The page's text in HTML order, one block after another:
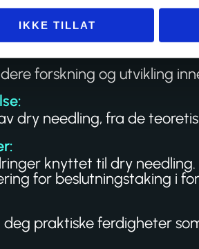
IKKE TILLAT
tilnærming:
forskning om dry
både for og imot
forskning og utvikling
dry needling, fra de
knyttet til dry needling.
for beslutningstaking i
praktiske ferdigheter